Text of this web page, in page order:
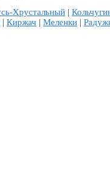
Хрустальный |
| Киржач | Меленки |